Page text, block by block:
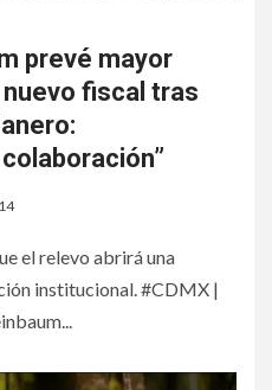
prevé mayor
fiscal tras
14
el relevo abrirá una
institucional. #CDMX |